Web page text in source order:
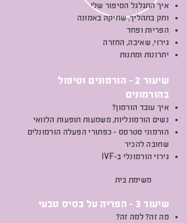
איך התגלגל הסיפור שלי
ותק בתהליך, שחיקה באמונה
הפריות ופחד
גירוי, שאיבה, החזרה
יתרונות ומתנות
שיעור 2 - הורמונים וטיפול
בהורמונים
איך עובד הורמון?
נשים הורמונליות, משמעות תופעות הלוואי
הורמוני סטרסס - כפתורי הפעלה הורמונלים
שחובה להכיר
גירוי הורמונלי ב-IVF
שיעור 3 - הפריה על בסיס טבעי
מה זה? למה זה?